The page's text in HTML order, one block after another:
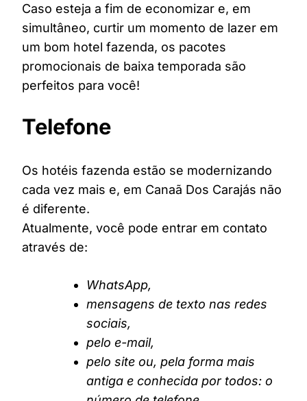
Caso esteja a fim de economizar e, em
simultâneo, curtir um momento de lazer em
um bom hotel fazenda, os pacotes
promocionais de baixa temporada são
perfeitos para você!
Telefone
Os hotéis fazenda estão se modernizando
cada vez mais e, em Canaã Dos Carajás não
é diferente.
Atualmente, você pode entrar em contato
através de:
WhatsApp,
mensagens de texto nas redes
sociais,
pelo e-mail,
pelo site ou, pela forma mais
antiga e conhecida por todos: o